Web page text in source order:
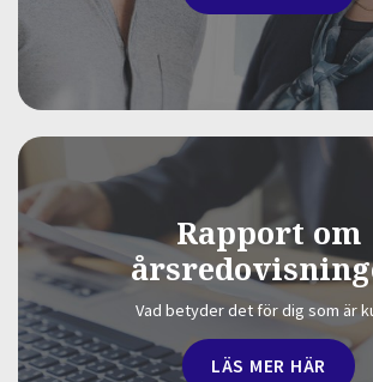
Rapport om
Vad betyder det för dig som är
LÄS MER HÄR